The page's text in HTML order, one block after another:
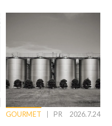
GOURMET PR 2026.7.24